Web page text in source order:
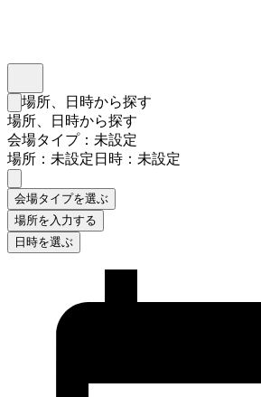
検索フォームを閉じる
場所、日時から探す
場所、日時から探す
会場タイプ：未設定
場所：未設定日時：未設定
会場タイプを選ぶ
場所を入力する
日時を選ぶ